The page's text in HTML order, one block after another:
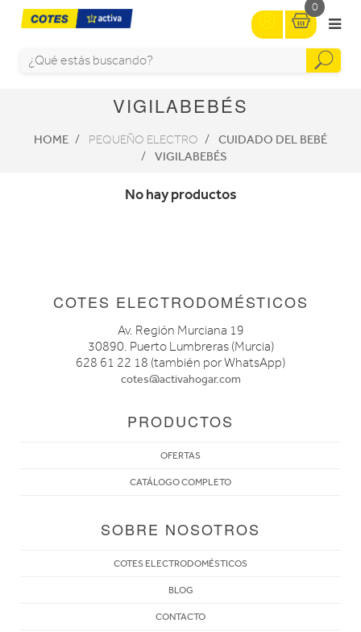
0
VIGILABEBÉS
HOME PEQUEÑO ELECTRO
CUIDADO DEL BEBÉ
VIGILABEBÉS
No hay productos
COTES ELECTRODOMÉSTICOS
Av. Región Murciana 19
30890. Puerto Lumbreras (Murcia)
628 61 22 18 (también por WhatsApp)
cotes@activahogar.com
PRODUCTOS
OFERTAS
CATÁLOGO COMPLETO
SOBRE NOSOTROS
COTES ELECTRODOMÉSTICOS
BLOG
CONTACTO